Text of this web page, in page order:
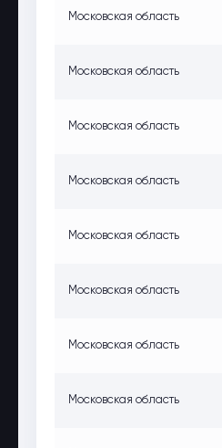
Московская область
Московская область
Московская область
Московская область
Московская область
Московская область
Московская область
Московская область